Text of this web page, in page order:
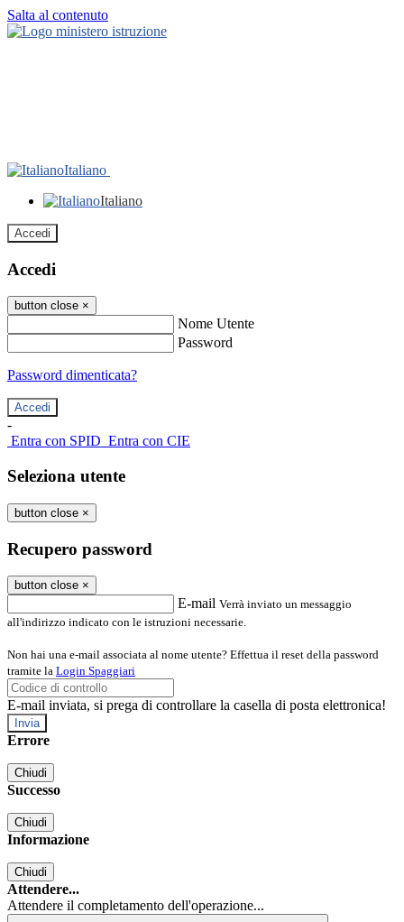
Salta al contenuto
Italiano
Italiano
Accedi
Accedi
button close ×
Nome Utente
Password
Password dimenticata?
-
Entra con SPID Entra con CIE
Seleziona utente
button close ×
Recupero password
button close ×
E-mail Verrà inviato un messaggio
all'indirizzo indicato con le istruzioni necessarie.
Non hai una e-mail associata al nome utente? Effettua il reset della password
tramite la Login Spaggiari
E-mail inviata, si prega di controllare la casella di posta elettronica!
Errore
Chiudi
Successo
Chiudi
Informazione
Chiudi
Attendere...
Attendere il completamento dell'operazione...